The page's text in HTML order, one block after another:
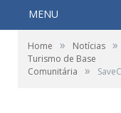
MENU
Home » Notícias »
Turismo de Base
Comunitária
»